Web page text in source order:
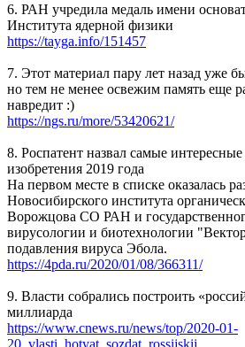
6. РАН учредила медаль имени
Института ядерной физики
https://tayga.info/151457
7. Этот материал пару лет назад уже
но тем не менее освежим память еще
навредит :)
https://ngs.ru/more/53420621/
8. Роспатент назвал самые
изобретения 2019 года
На первом месте в списке оказалась
Новосибирского института
Ворожцова СО РАН и
вирусологии и биотехнологии
подавления вируса Эбола.
https://4pda.ru/2020/01/08/366311/
9. Власти собрались построить
миллиарда
https://www.cnews.ru/news/top/2020-01-
20_vlasti_hotyat_sozdat_rossijskij